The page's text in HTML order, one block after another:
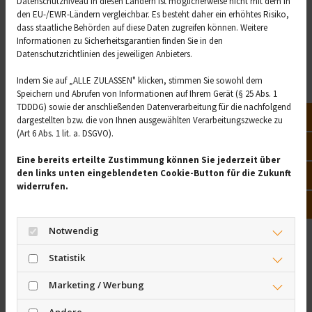
und täglich mit ein bisschen Entspannung wieder
aufleben lassen.
Erst beim Training
anstrengen, dann so
richtig entspannen
Manche können am besten mit einem Buch daheim auf
dem Sofa oder in der Badewanne entspannen, andere
laufen lieber ein paar Kilometer, fahren Rad oder gehen
spazieren. Egal, wie jemand diese Zeit verbringt - wer
Menschen tut es gut, sich zunächst anzustrengen, zum
Beispiel beim Training, und erst dann können sie richtig
entspannen und fühlen sich erholt. Diese Art der
Regeneration trägt ebenfalls zur besseren Stimmung
bei. Und ist die gute Stimmung erst da, sollte sie
bewahrt werden. Eine positive Einstellung zu behalten
den EU-/EWR-Ländern vergleichbar. Es besteht daher ein erhöhtes Risiko,
dass staatliche Behörden auf diese Daten zugreifen können. Weitere
Informationen zu Sicherheitsgarantien finden Sie in den
Datenschutzrichtlinien des jeweiligen Anbieters.
Indem Sie auf „ALLE ZULASSEN" klicken, stimmen Sie sowohl dem
Speichern und Abrufen von Informationen auf Ihrem Gerät (§ 25 Abs. 1
TDDDG) sowie der anschließenden Datenverarbeitung für die nachfolgend
dargestellten bzw. die von Ihnen ausgewählten Verarbeitungszwecke zu
(Art 6 Abs. 1 lit. a. DSGVO).
Eine bereits erteilte Zustimmung können Sie jederzeit über
den links unten eingeblendeten Cookie-Button für die Zukunft
widerrufen.
Notwendig
Statistik
Marketing / Werbung